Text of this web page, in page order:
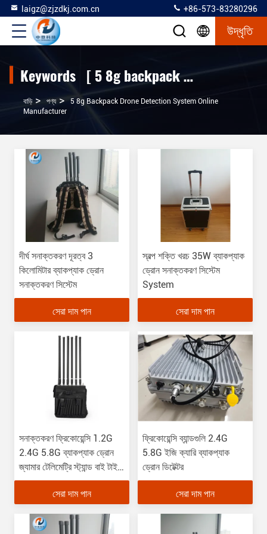
laigz@zjzdkj.com.cn +86-573-83280296
উদ্ধৃতি
Keywords [ 5 8g backpack drone detection system ] Match 11 পণ্য
বাড়ি > পণ্য >
5 8g Backpack Drone Detection System Online
Manufacturer
দীর্ঘ সনাক্তকরণ দূরত্ব 3
কিলোমিটার ব্যাকপ্যাক ড্রোন
সনাক্তকরণ সিস্টেম
সেরা দাম পান
স্বল্প শক্তি খরচ 35W ব্যাকপ্যাক
ড্রোন সনাক্তকরণ সিস্টেম
System
সেরা দাম পান
সনাক্তকরণ ফ্রিকোয়েন্সি 1.2G
2.4G 5.8G ব্যাকপ্যাক ড্রোন
জ্যামার টেলিমেট্রি স্ট্যান্ড বাই টাইম
≥ 24 ঘন্টা
সেরা দাম পান
ফ্রিকোয়েন্সি ব্যান্ডগুলি 2.4G
5.8G ইজি ক্যারি ব্যাকপ্যাক
ড্রোন ডিটেক্টর
সেরা দাম পান